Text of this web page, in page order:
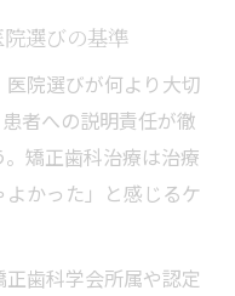
選びの基準
院選びが何より大切
者への説明責任が徹
矯正歯科治療は治療
かった」と感じるケ
歯科学会所属や認定